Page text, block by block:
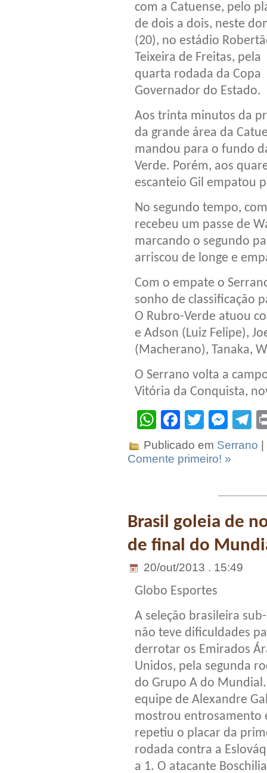
com a Catuense, pelo
de dois a dois, neste
(20), no estádio
Teixeira de Freitas, pela
quarta rodada da Copa
Governador do Estado.
Aos trinta minutos da
da grande área da
mandou para o fundo
Verde. Porém, aos
escanteio Gil empatou
No segundo tempo,
recebeu um passe de
marcando o segundo
arriscou de longe e
Com o empate o
sonho de classificação
O Rubro-Verde atuou
e Adson (Luiz Felipe),
(Macherano), Tanaka,
O Serrano volta a
Vitória da Conquista,
WhatsApp
Facebook
Twitter
Publicado em Serrano
Comente primeiro! »
Brasil goleia de
de final do
20/out/2013 . 15:49
Globo Esportes
A seleção brasileira
não teve dificuldades
derrotar os Emirados
Unidos, pela segunda
do Grupo A do
equipe de Alexandre
mostrou entrosamento
repetiu o placar da
rodada contra a
a 1. O atacante